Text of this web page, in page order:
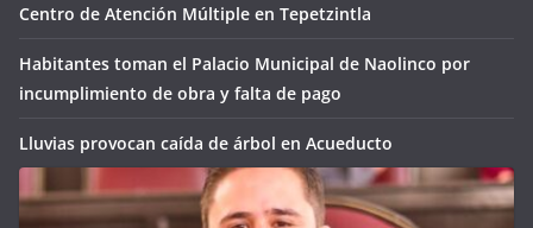
Centro de Atención Múltiple en Tepetzintla
Habitantes toman el Palacio Municipal de Naolinco por
incumplimiento de obra y falta de pago
Lluvias provocan caída de árbol en Acueducto